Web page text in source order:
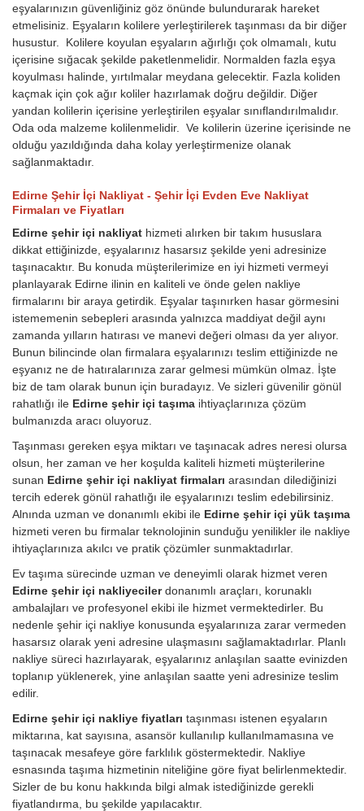
eşyalarınızın güvenliğiniz göz önünde bulundurarak hareket
etmelisiniz. Eşyaların kolilere yerleştirilerek taşınması da bir diğer
husustur. Kolilere koyulan eşyaların ağırlığı çok olmamalı, kutu
içerisine sığacak şekilde paketlenmelidir. Normalden fazla eşya
koyulması halinde, yırtılmalar meydana gelecektir. Fazla koliden
kaçmak için çok ağır koliler hazırlamak doğru değildir. Diğer
yandan kolilerin içerisine yerleştirilen eşyalar sınıflandırılmalıdır.
Oda oda malzeme kolilenmelidir. Ve kolilerin üzerine içerisinde ne
olduğu yazıldığında daha kolay yerleştirmenize olanak
sağlanmaktadır.
Edirne Şehir İçi Nakliyat - Şehir İçi Evden Eve Nakliyat
Firmaları ve Fiyatları
Edirne şehir içi nakliyat hizmeti alırken bir takım hususlara
dikkat ettiğinizde, eşyalarınız hasarsız şekilde yeni adresinize
taşınacaktır. Bu konuda müşterilerimize en iyi hizmeti vermeyi
planlayarak Edirne ilinin en kaliteli ve önde gelen nakliye
firmalarını bir araya getirdik. Eşyalar taşınırken hasar görmesini
istememenin sebepleri arasında yalnızca maddiyat değil aynı
zamanda yılların hatırası ve manevi değeri olması da yer alıyor.
Bunun bilincinde olan firmalara eşyalarınızı teslim ettiğinizde ne
eşyanız ne de hatıralarınıza zarar gelmesi mümkün olmaz. İşte
biz de tam olarak bunun için buradayız. Ve sizleri güvenilir gönül
rahatlığı ile Edirne şehir içi taşıma ihtiyaçlarınıza çözüm
bulmanızda aracı oluyoruz.
Taşınması gereken eşya miktarı ve taşınacak adres neresi olursa
olsun, her zaman ve her koşulda kaliteli hizmeti müşterilerine
sunan Edirne şehir içi nakliyat firmaları arasından dilediğinizi
tercih ederek gönül rahatlığı ile eşyalarınızı teslim edebilirsiniz.
Alnında uzman ve donanımlı ekibi ile Edirne şehir içi yük taşıma
hizmeti veren bu firmalar teknolojinin sunduğu yenilikler ile nakliye
ihtiyaçlarınıza akılcı ve pratik çözümler sunmaktadırlar.
Ev taşıma sürecinde uzman ve deneyimli olarak hizmet veren
Edirne şehir içi nakliyecilerdonanımlı araçları, korunaklı
ambalajları ve profesyonel ekibi ile hizmet vermektedirler. Bu
nedenle şehir içi nakliye konusunda eşyalarınıza zarar vermeden
hasarsız olarak yeni adresine ulaşmasını sağlamaktadırlar. Planlı
nakliye süreci hazırlayarak, eşyalarınız anlaşılan saatte evinizden
toplanıp yüklenerek, yine anlaşılan saatte yeni adresinize teslim
edilir.
Edirne şehir içi nakliye fiyatları taşınması istenen eşyaların
miktarına, kat sayısına, asansör kullanılıp kullanılmamasına ve
taşınacak mesafeye göre farklılık göstermektedir. Nakliye
esnasında taşıma hizmetinin niteliğine göre fiyat belirlenmektedir.
Sizler de bu konu hakkında bilgi almak istediğinizde gerekli
fiyatlandırma, bu şekilde yapılacaktır.